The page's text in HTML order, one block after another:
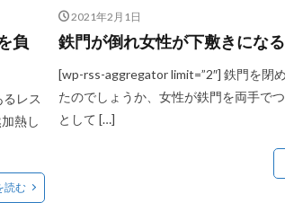
負
レス
熱し
読む
2021年2月1日
鉄門が倒れ女性が下敷きになる
[wp-rss-aggregator limit=”2″] 鉄門を閉
たのでしょうか、女性が鉄門を両手で
として […]